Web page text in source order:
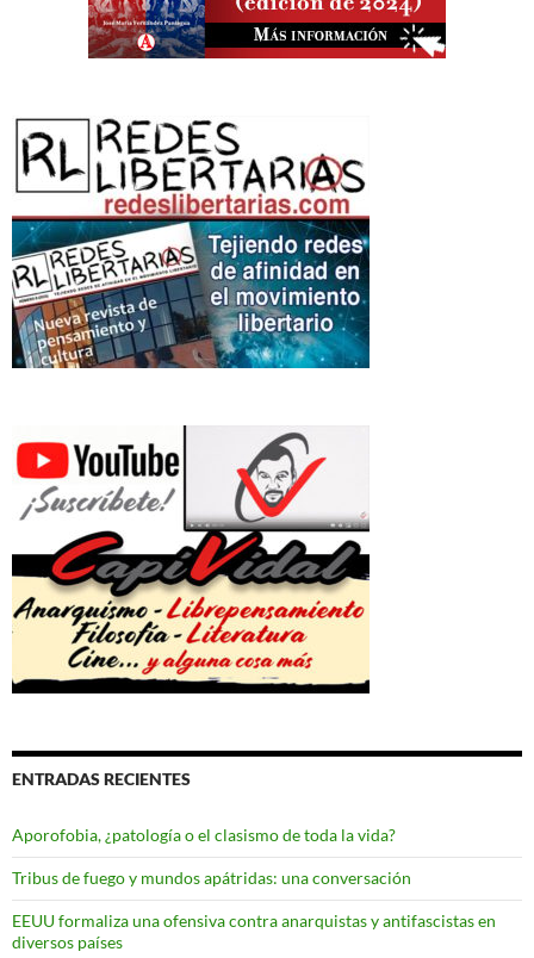
ENTRADAS RECIENTES
Aporofobia, ¿patología o el clasismo de toda la vida?
Tribus de fuego y mundos apátridas: una conversación
EEUU formaliza una ofensiva contra anarquistas y antifascistas en
diversos países